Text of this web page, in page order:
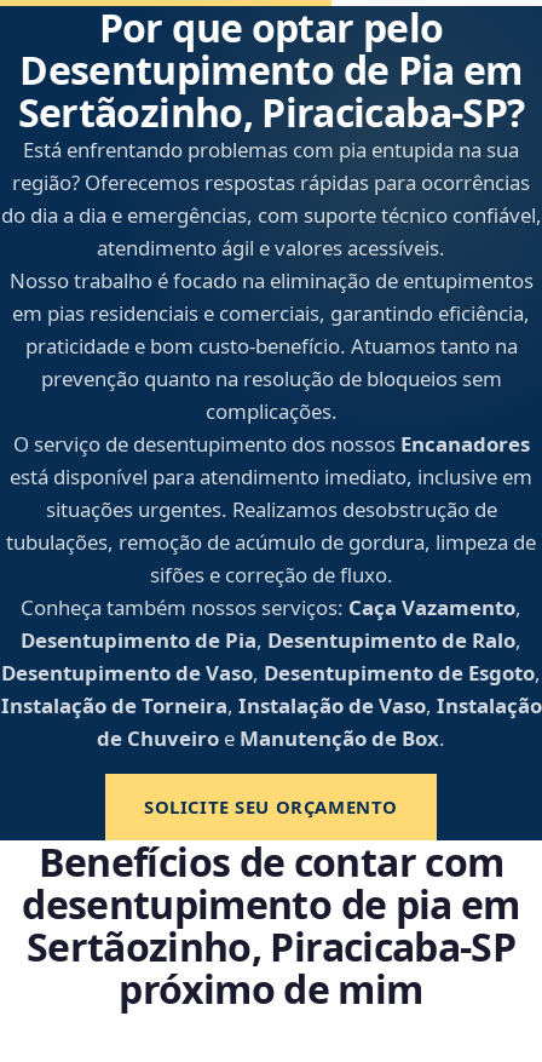
Por que optar pelo
Desentupimento de Pia em
Sertãozinho, Piracicaba‑SP?
Está enfrentando problemas com pia entupida na sua
região? Oferecemos respostas rápidas para ocorrências
do dia a dia e emergências, com suporte técnico confiável,
atendimento ágil e valores acessíveis.
Nosso trabalho é focado na eliminação de entupimentos
em pias residenciais e comerciais, garantindo eficiência,
praticidade e bom custo-benefício. Atuamos tanto na
prevenção quanto na resolução de bloqueios sem
complicações.
O serviço de desentupimento dos nossos Encanadores
está disponível para atendimento imediato, inclusive em
situações urgentes. Realizamos desobstrução de
tubulações, remoção de acúmulo de gordura, limpeza de
sifões e correção de fluxo.
Conheça também nossos serviços: Caça Vazamento,
Desentupimento de Pia, Desentupimento de Ralo,
Desentupimento de Vaso, Desentupimento de Esgoto,
Instalação de Torneira, Instalação de Vaso, Instalação
de Chuveiro e Manutenção de Box.
SOLICITE SEU ORÇAMENTO
Benefícios de contar com
desentupimento de pia em
Sertãozinho, Piracicaba‑SP
próximo de mim